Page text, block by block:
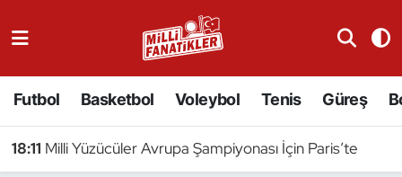
Futbol Basketbol Voleybol Tenis Güreş
18:11 Milli Yüzücüler Avrupa Şampiyonası İçin Paris’te
Badminton